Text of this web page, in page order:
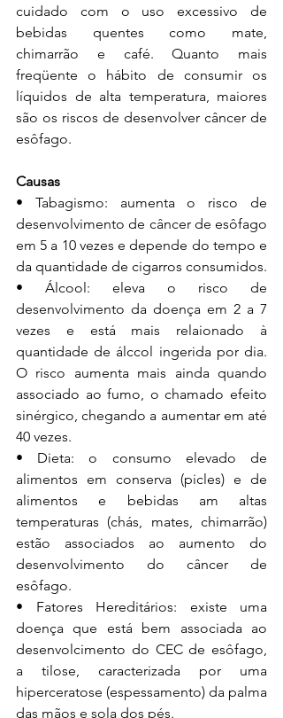
cuidado com o uso excessivo de
bebidas quentes como mate,
chimarrão e café. Quanto mais
freqüente o hábito de consumir os
líquidos de alta temperatura, maiores
são os riscos de desenvolver câncer de
esôfago.
Causas
• Tabagismo: aumenta o risco de
desenvolvimento de câncer de esôfago
em 5 a 10 vezes e depende do tempo e
• Álcool: eleva o risco de
desenvolvimento da doença em 2 a 7
vezes e está mais relaionado à
quantidade de álccol ingerida por dia.
O risco aumenta mais ainda quando
associado ao fumo, o chamado efeito
sinérgico, chegando a aumentar em até
40 vezes.
• Dieta: o consumo elevado de
alimentos em conserva (picles) e de
alimentos e bebidas am altas
temperaturas (chás, mates, chimarrão)
estão associados ao aumento do
desenvolvimento do câncer de
esôfago.
• Fatores Hereditários: existe uma
doença que está bem associada ao
desenvolcimento do CEC de esôfago,
a tilose, caracterizada por uma
hiperceratose (espessamento) da palma
das mãos e sola dos pés.